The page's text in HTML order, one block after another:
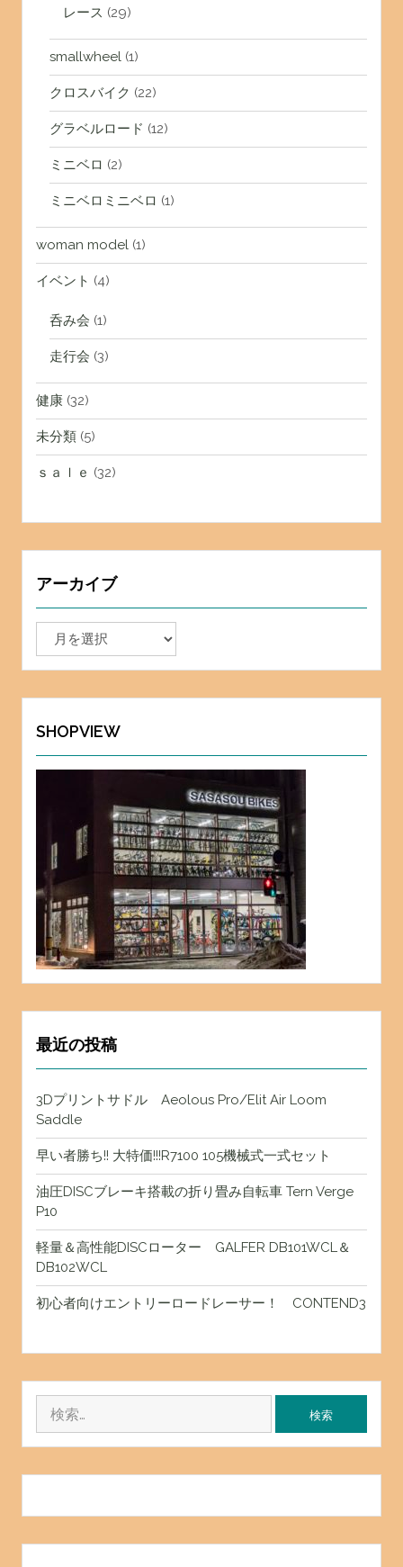
レース (29)
smallwheel(1)
クロスバイク (22)
グラベルロード (12)
ミニベロ (2)
ミニベロミニベロ (1)
woman model(1)
イベント (4)
呑み会 (1)
走行会 (3)
健康(32)
未分類(5)
ｓａｌｅ (32)
アーカイブ
カ
SHOPVIEW
最近の投稿
3Dプリントサドル Aeolous Pro/Elit Air Loom
Saddle
早い者勝ち!! 大特価!!!R7100 105機械式一式セット
油圧DISCブレーキ搭載の折り畳み自転車 Tern Verge
P10
軽量＆高性能DISCローター GALFER DB101WCL＆
DB102WCL
初心者向けエントリーロードレーサー！ CONTEND3